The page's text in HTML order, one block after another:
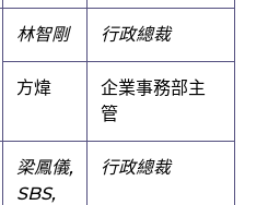
林智剛 行政總裁
方煒
企業事務部主
管
梁鳳儀,
SBS,
行政總裁